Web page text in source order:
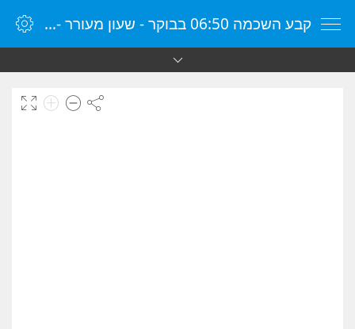
קבע השכמה 06:50 בבוקר - שעון מעורר - שעון מעורר מקוון - שעון מעורר במחשב